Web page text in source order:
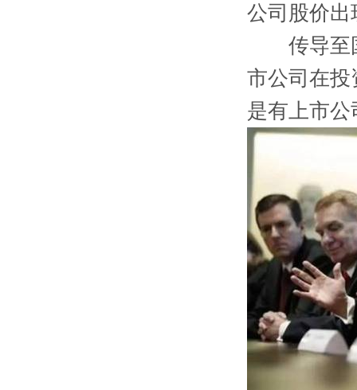
公司股价出
传导至国
市公司在
是有上市